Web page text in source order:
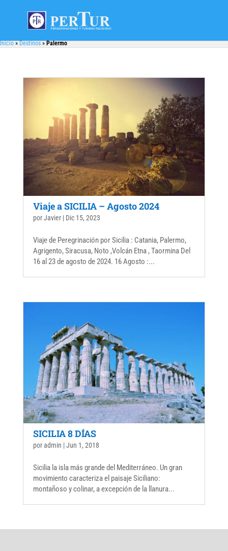
Inicio»Destinos»Palermo
Viaje a SICILIA – Agosto 2024
porJavier| Dic 15, 2023
Viaje de Peregrinación por Sicilia : Catania, Palermo,
Agrigento, Siracusa, Noto ,Volcán Etna , Taormina Del
16 al 23 de agosto de 2024. 16 Agosto :...
SICILIA 8 DÍAS
poradmin |Jun 1, 2018
Sicilia la isla más grande del Mediterráneo. Un gran
movimiento caracteriza el paisaje Siciliano:
montañoso y colinar, a excepción de la llanura...